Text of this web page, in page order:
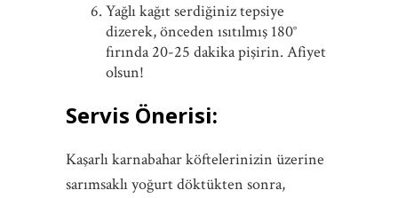
Yağlı kağıt serdiğiniz tepsiye
dizerek, önceden ısıtılmış 180°
fırında 20-25 dakika pişirin. Afiyet
olsun!
Servis Önerisi:
Kaşarlı karnabahar köftelerinizin üzerine
sarımsaklı yoğurt döktükten sonra,